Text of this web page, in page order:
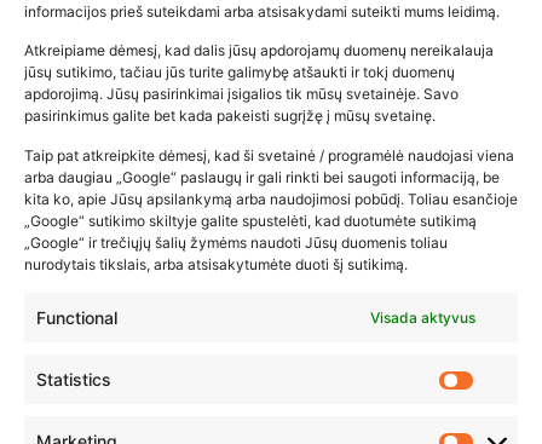
informacijos prieš suteikdami arba atsisakydami suteikti mums leidimą.
Atkreipiame dėmesį, kad dalis jūsų apdorojamų duomenų nereikalauja
jūsų sutikimo, tačiau jūs turite galimybę atšaukti ir tokį duomenų
apdorojimą. Jūsų pasirinkimai įsigalios tik mūsų svetainėje. Savo
pasirinkimus galite bet kada pakeisti sugrįžę į mūsų svetainę.
Taip pat atkreipkite dėmesį, kad ši svetainė / programėlė naudojasi viena
arba daugiau „Google“ paslaugų ir gali rinkti bei saugoti informaciją, be
kita ko, apie Jūsų apsilankymą arba naudojimosi pobūdį. Toliau esančioje
„Google“ sutikimo skiltyje galite spustelėti, kad duotumėte sutikimą
„Google“ ir trečiųjų šalių žymėms naudoti Jūsų duomenis toliau
nurodytais tikslais, arba atsisakytumėte duoti šį sutikimą.
Functional Visada aktyvus
Statistics
Populiariausios parduotuvės
kūdikių tyrelės –…
2026-02-22